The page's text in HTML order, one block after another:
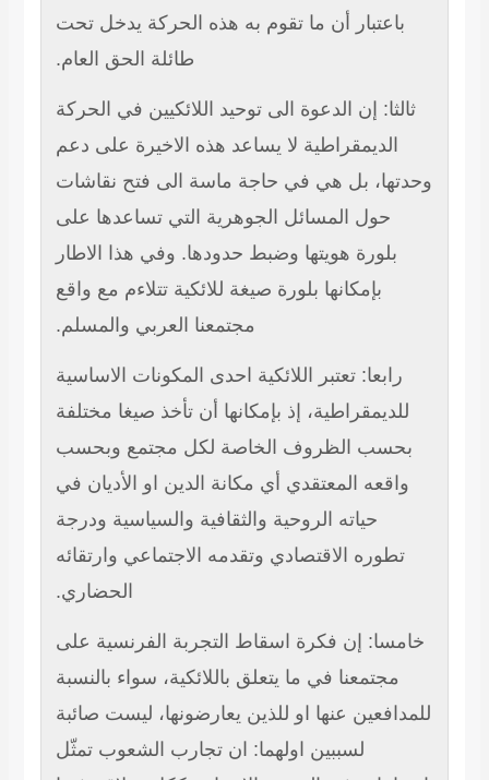
أن ما تقوم به هذه الحركة يدخل تحت
طائلة الحق العام.
إن الدعوة الى توحيد اللائكيين في الحركة
الديمقراطية لا يساعد هذه الاخيرة على دعم
بل هي في حاجة ماسة الى فتح نقاشات
حول المسائل الجوهرية التي تساعدها على
بلورة هويتها وضبط حدودها. وفي هذا الاطار
بإمكانها بلورة صيغة للائكية تتلاءم مع واقع
مجتمعنا العربي والمسلم.
تعتبر اللائكية احدى المكونات الاساسية
إذ بإمكانها أن تأخذ صيغا مختلفة
الظروف الخاصة لكل مجتمع وبحسب
المعتقدي أي مكانة الدين او الأديان في
حياته الروحية والثقافية والسياسية ودرجة
الاقتصادي وتقدمه الاجتماعي وارتقائه
إن فكرة اسقاط التجربة الفرنسية على
في ما يتعلق باللائكية، سواء بالنسبة
عنها او للذين يعارضونها، ليست صائبة
لسببين اولهما: ان تجارب الشعوب تمثّل